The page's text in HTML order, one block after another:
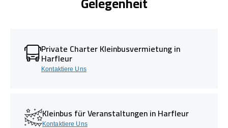
Private Charter Kleinbusvermietung in
Harfleur
Kontaktiere Uns
Kleinbus für Veranstaltungen in Harfleur
Kontaktiere Uns